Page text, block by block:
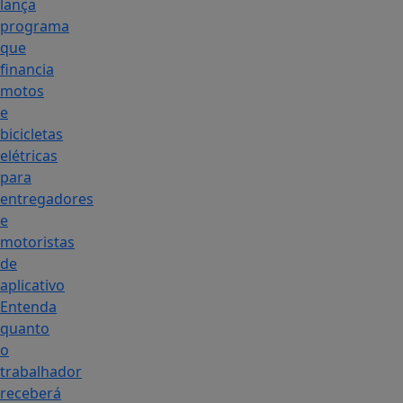
lança
programa
que
financia
motos
e
bicicletas
elétricas
para
entregadores
e
motoristas
de
aplicativo
Entenda
quanto
o
trabalhador
receberá